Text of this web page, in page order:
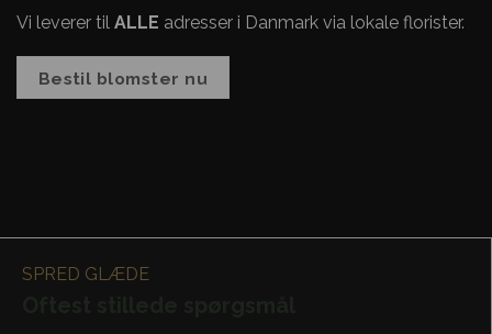
Vi leverer til ALLE adresser i Danmark via lokale florister.
Bestil blomster nu
SPRED GLÆDE